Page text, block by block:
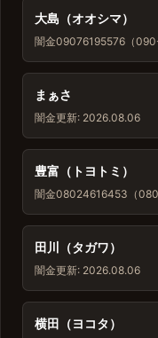
大島（オオシマ）
闇金09076195576（
まぁさ
闇金更新: 2026.08.06
豊富（トヨトミ）
闇金08024616453（
田川（タガワ）
闇金更新: 2026.08.06
横田（ヨコタ）